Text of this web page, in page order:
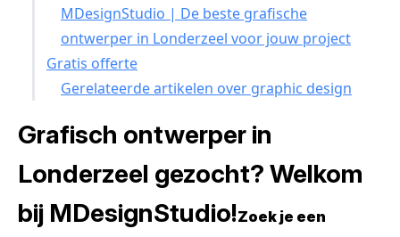
MDesignStudio | De beste grafische
ontwerper in Londerzeel voor jouw project
Gratis offerte
Gerelateerde artikelen over graphic design
Grafisch ontwerper in
Londerzeel gezocht? Welkom
bij MDesignStudio!Zoek je een